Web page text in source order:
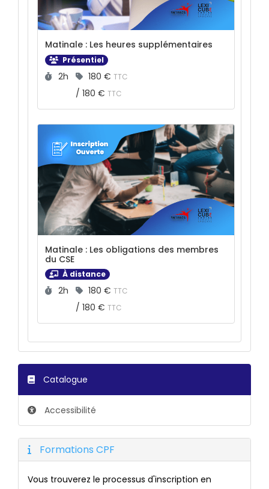
Matinale : Les heures supplémentaires
Présentiel
Durée :
2h Prix :
180 € TTC
/ 180 € TTC
Matinale : Les obligations des membres
du CSE
À distance
Durée :
2h Prix :
180 € TTC
/ 180 € TTC
Catalogue
Accessibilité
Formations CPF
Vous trouverez le processus d'inscription en